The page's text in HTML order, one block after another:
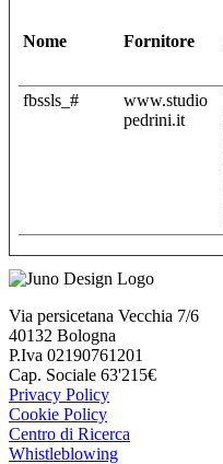
Nome Fornitore
fbssls_#
www.studio
pedrini.it
Via persicetana Vecchia 7/6
40132 Bologna
P.Iva 02190761201
Cap. Sociale 63'215€
Privacy Policy
Cookie Policy
Centro di Ricerca
Whistleblowing